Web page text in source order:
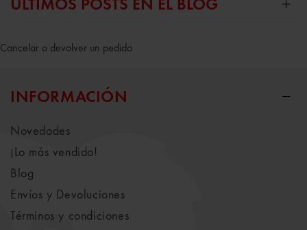
ÚLTIMOS POSTS EN EL BLOG
Cancelar o devolver un pedido
INFORMACIÓN
Novedades
¡Lo más vendido!
Blog
Envíos y Devoluciones
Términos y condiciones